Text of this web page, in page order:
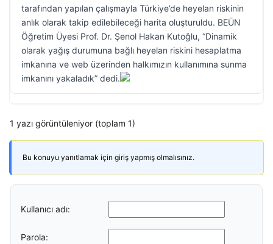
tarafından yapılan çalışmayla Türkiye’de heyelan riskinin
anlık olarak takip edilebileceği harita oluşturuldu. BEÜN
Öğretim Üyesi Prof. Dr. Şenol Hakan Kutoğlu, “Dinamik
olarak yağış durumuna bağlı heyelan riskini hesaplatma
imkanına ve web üzerinden halkımızın kullanımına sunma
imkanını yakaladık” dedi.
1 yazı görüntüleniyor (toplam 1)
Bu konuyu yanıtlamak için giriş yapmış olmalısınız.
Kullanıcı adı:
Parola: